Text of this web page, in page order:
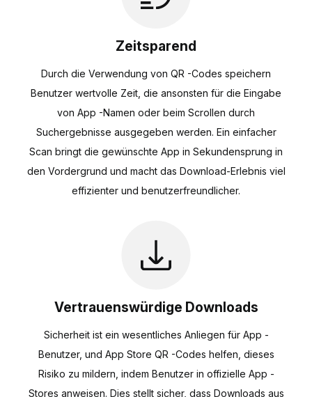
Zeitsparend
Durch die Verwendung von QR -Codes speichern
Benutzer wertvolle Zeit, die ansonsten für die Eingabe
von App -Namen oder beim Scrollen durch
Suchergebnisse ausgegeben werden. Ein einfacher
Scan bringt die gewünschte App in Sekundensprung in
den Vordergrund und macht das Download-Erlebnis viel
effizienter und benutzerfreundlicher.
Vertrauenswürdige Downloads
Sicherheit ist ein wesentliches Anliegen für App -
Benutzer, und App Store QR -Codes helfen, dieses
Risiko zu mildern, indem Benutzer in offizielle App -
Stores anweisen. Dies stellt sicher, dass Downloads aus